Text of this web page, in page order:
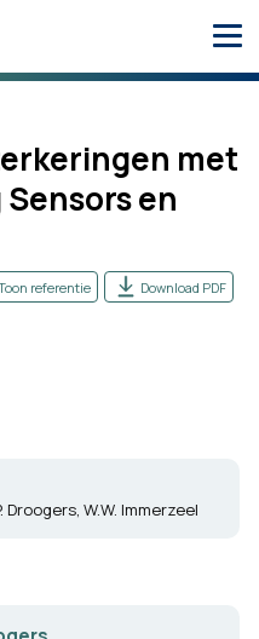
met
en
referentie Download PDF
Droogers, W.W. Immerzeel